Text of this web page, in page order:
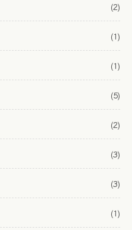
(2)
(1)
(1)
(5)
(2)
(3)
(3)
(1)